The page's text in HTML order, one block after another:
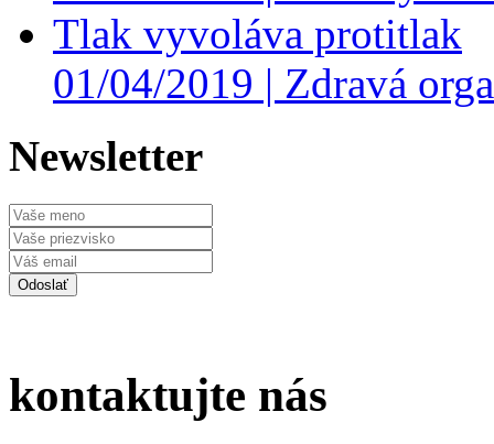
Tlak vyvoláva protitlak
01/04/2019 | Zdravá
Newsletter
kontaktujte nás